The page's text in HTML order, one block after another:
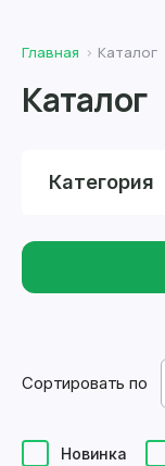
Главная Каталог
Каталог
Категория
Новинка
Сортировать по